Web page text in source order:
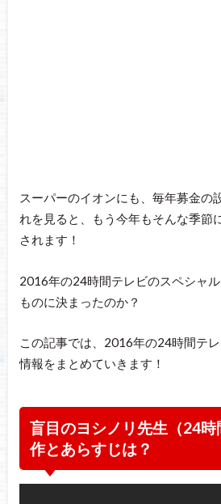
スーパーのイオンにも、毎年募金の
れを見ると、もう今年もそんな季節
されます！
2016年の24時間テレビのスペシャ
ものに決まったのか？
この記事では、2016年の24時間テ
情報をまとめていきます！
盲目のヨシノリ先生（24
作とあらすじは？